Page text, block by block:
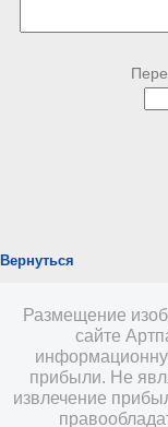
Вернуться
Размещение
сайте
прибыли. Не
извлечение